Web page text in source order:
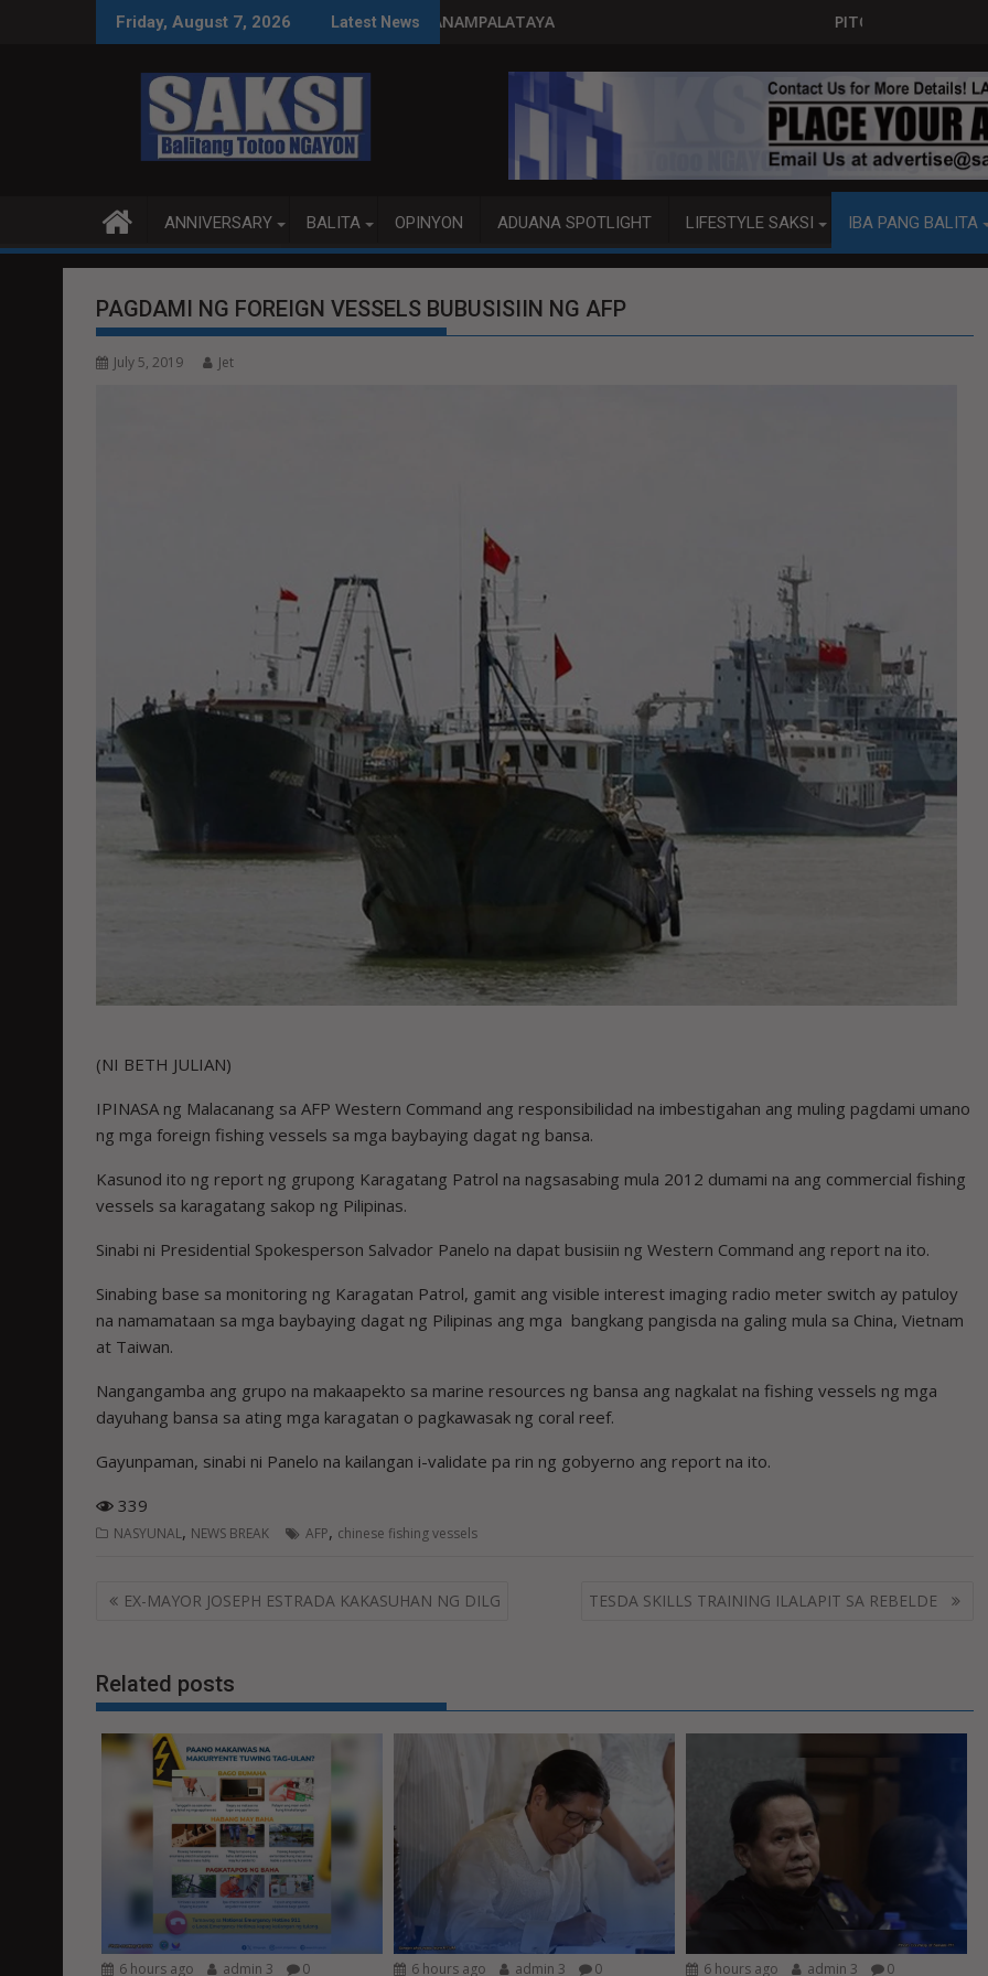
Friday, August 7, 2026 Latest News
paggastos susi sa pag-unladPANANAMPALATAYA PITO KATAO NASAGIP SA TUMAOB NA PUMP
ANNIVERSARY BALITA OPINYON ADUANA SPOTLIGHT LIFESTYLE SAKSI IBA PANG BALITA
PAGDAMI NG FOREIGN VESSELS BUBUSISIIN NG AFP
July 5, 2019 Jet
(NI BETH JULIAN)
IPINASA ng Malacanang sa AFP Western Command ang responsibilidad na imbestigahan ang muling pagdami umano
ng mga foreign fishing vessels sa mga baybaying dagat ng bansa.
Kasunod ito ng report ng grupong Karagatang Patrol na nagsasabing mula 2012 dumami na ang commercial fishing
vessels sa karagatang sakop ng Pilipinas.
Sinabi ni Presidential Spokesperson Salvador Panelo na dapat busisiin ng Western Command ang report na ito.
Sinabing base sa monitoring ng Karagatan Patrol, gamit ang visible interest imaging radio meter switch ay patuloy
na namamataan sa mga baybaying dagat ng Pilipinas ang mga bangkang pangisda na galing mula sa China, Vietnam
at Taiwan.
Nangangamba ang grupo na makaapekto sa marine resources ng bansa ang nagkalat na fishing vessels ng mga
dayuhang bansa sa ating mga karagatan o pagkawasak ng coral reef.
Gayunpaman, sinabi ni Panelo na kailangan i-validate pa rin ng gobyerno ang report na ito.
339
NASYUNAL, NEWS BREAK AFP, chinese fishing vessels
Post
EX-MAYOR JOSEPH ESTRADA KAKASUHAN NG DILG TESDA SKILLS TRAINING ILALAPIT SA REBELDE
Related posts
6 hours ago admin 3 0 6 hours ago admin 3 0 6 hours ago admin 3 0